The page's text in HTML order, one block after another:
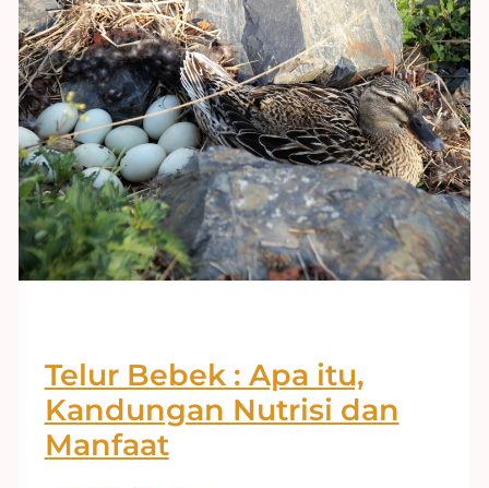
Telur Bebek : Apa itu,
Kandungan Nutrisi dan
Manfaat